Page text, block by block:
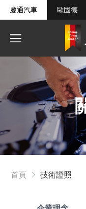
慶通汽車 歐固德
首頁 技術證照